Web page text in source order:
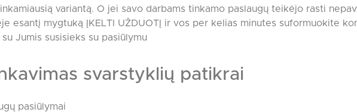
variantą. O jei savo darbams tinkamo paslaugų teikėjo rasti
esantį mygtuką ĮKELTI UŽDUOTĮ ir vos per kelias minutes suformuokite
Jumis susisieks su pasiūlymu
svarstyklių patikrai
pasiūlymai